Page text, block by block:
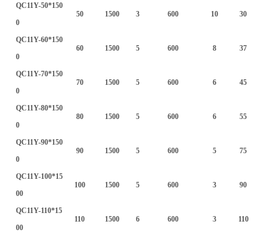
QC11Y-50*150
0
50 1500 3 600 10 30
QC11Y-60*150
0
60 1500 5 600 8 37
QC11Y-70*150
0
70 1500 5 600 6 45
QC11Y-80*150
0
80 1500 5 600 6 55
QC11Y-90*150
0
90 1500 5 600 5 75
QC11Y-100*15
00
100 1500 5 600 3 90
QC11Y-110*15
00
110 1500 6 600 3 110